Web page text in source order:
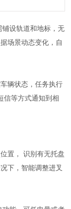
设轨道和地标，无
场景动态变化，自
辆状态，任务执行
信等方式通知到相
置， 识别有无托盘
下，智能调整进叉